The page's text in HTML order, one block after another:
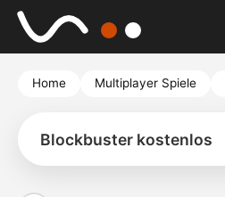
Home Multiplayer Spiele